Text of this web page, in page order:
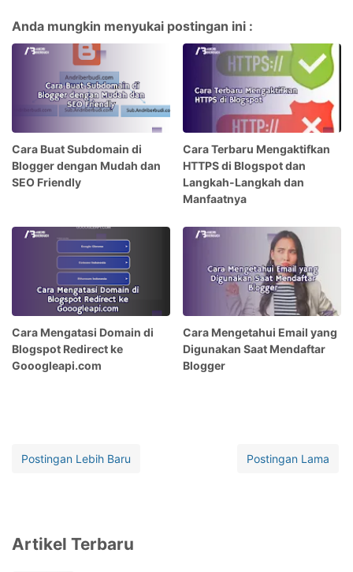
Anda mungkin menyukai postingan ini :
Cara Buat Subdomain di
Blogger dengan Mudah dan
SEO Friendly
Cara Terbaru Mengaktifkan
HTTPS di Blogspot dan
Langkah-Langkah dan
Manfaatnya
Cara Mengatasi Domain di
Blogspot Redirect ke
Gooogleapi.com
Cara Mengetahui Email yang
Digunakan Saat Mendaftar
Blogger
Postingan Lebih Baru Postingan Lama
Artikel Terbaru